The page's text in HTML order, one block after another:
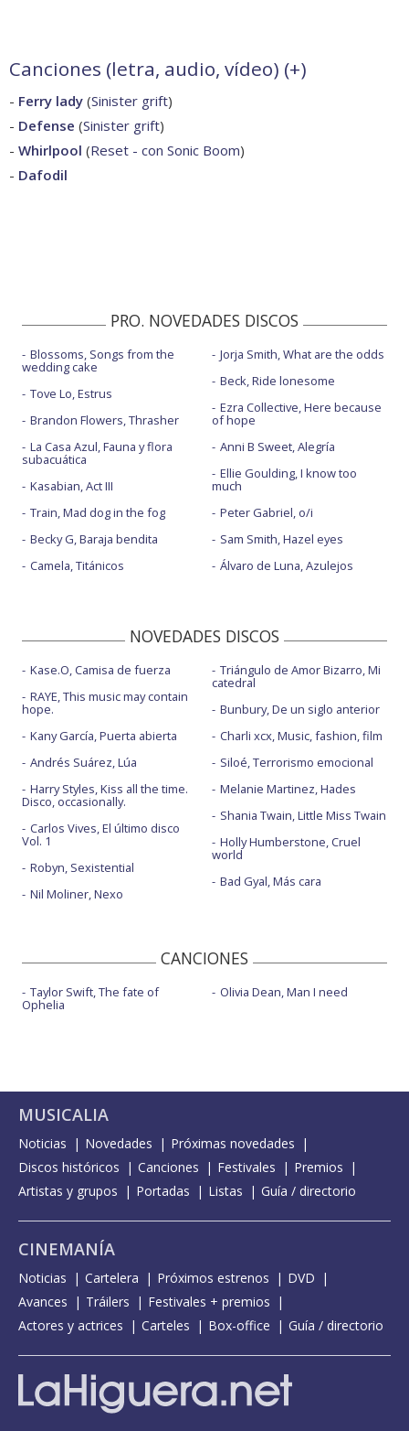
Canciones (letra, audio, vídeo) (+)
- Ferry lady (Sinister grift)
- Defense (Sinister grift)
- Whirlpool (Reset - con Sonic Boom)
- Dafodil
PRO. NOVEDADES DISCOS
Blossoms, Songs from the
wedding cake
Tove Lo, Estrus
Brandon Flowers, Thrasher
La Casa Azul, Fauna y flora
subacuática
Kasabian, Act III
Train, Mad dog in the fog
Becky G, Baraja bendita
Camela, Titánicos
Jorja Smith, What are the odds
Beck, Ride lonesome
Ezra Collective, Here because
of hope
Anni B Sweet, Alegría
Ellie Goulding, I know too
much
Peter Gabriel, o/i
Sam Smith, Hazel eyes
Álvaro de Luna, Azulejos
NOVEDADES DISCOS
Kase.O, Camisa de fuerza
RAYE, This music may contain
hope.
Kany García, Puerta abierta
Andrés Suárez, Lúa
Harry Styles, Kiss all the time.
Disco, occasionally.
Carlos Vives, El último disco
Vol. 1
Robyn, Sexistential
Nil Moliner, Nexo
Triángulo de Amor Bizarro, Mi
catedral
Bunbury, De un siglo anterior
Charli xcx, Music, fashion, film
Siloé, Terrorismo emocional
Melanie Martinez, Hades
Shania Twain, Little Miss Twain
Holly Humberstone, Cruel
world
Bad Gyal, Más cara
CANCIONES
Taylor Swift, The fate of
Ophelia
Olivia Dean, Man I need
MUSICALIA
Noticias Novedades
Próximas novedades
Discos históricos
Canciones Festivales
Premios
Artistas y grupos
Portadas Listas Guía / directorio
CINEMANÍA
Noticias Cartelera Próximos estrenos
DVD
Avances
Tráilers
Festivales + premios
Actores y actrices
Carteles Box-office Guía / directorio